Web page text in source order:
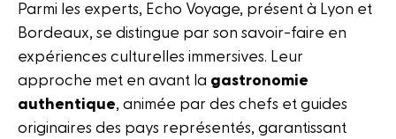
Parmi les experts, Echo Voyage, présent à Lyon et
Bordeaux, se distingue par son savoir-faire en
expériences culturelles immersives. Leur
approche met en avant la gastronomie
authentique, animée par des chefs et guides
originaires des pays représentés, garantissant